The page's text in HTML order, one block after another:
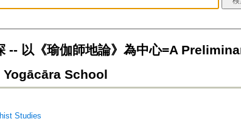
-- 以《瑜伽師地論》為中心=A
School
Studies